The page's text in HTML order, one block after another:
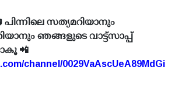
സത്യമറിയാനും
ഞങ്ങളുടെ വാട്ട്സാപ്പ്
📲
channel/0029VaAscUeA89MdGi